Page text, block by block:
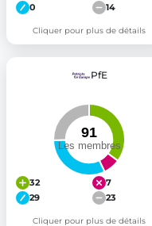
0
14
Cliquer pour plus de détails
PfE
32
7
29
23
Cliquer pour plus de détails